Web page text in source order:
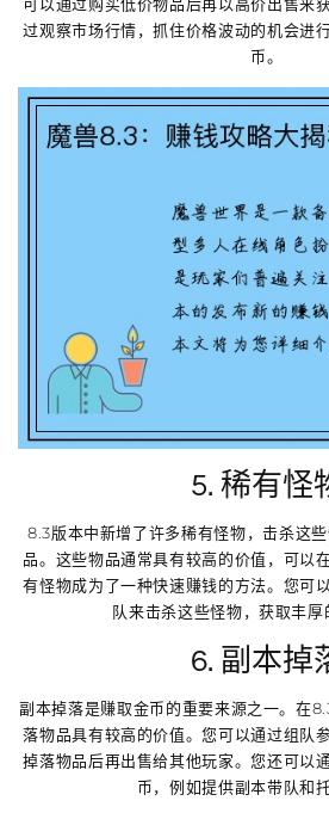
过观察市场行情，抓住价格波动的机会进
币。
5. 稀有怪
8.3版本中新增了许多稀有怪物，击杀这
品。这些物品通常具有较高的价值，可以
有怪物成为了一种快速赚钱的方法。您可
队来击杀这些怪物，获取丰厚
6. 副本掉
副本掉落是赚取金币的重要来源之一。在
落物品具有较高的价值。您可以通过组队
掉落物品后再出售给其他玩家。您还可以
币，例如提供副本带队和